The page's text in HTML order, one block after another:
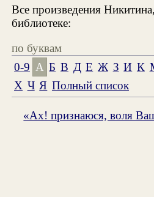
Все произведения
библиотеке:
по буквам
0-9 А Б В Д Е Ж З И К
Х Ч Я Полный список
«Ах! признаюся, воля